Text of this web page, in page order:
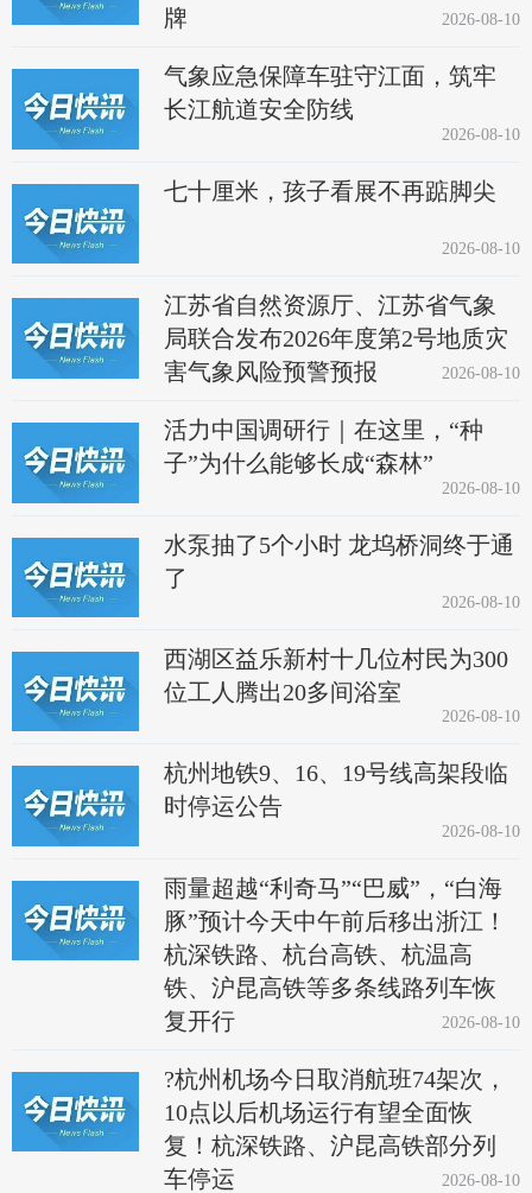
牌
2026-08-10
气象应急保障车驻守江面，筑牢
长江航道安全防线
2026-08-10
七十厘米，孩子看展不再踮脚尖
2026-08-10
江苏省自然资源厅、江苏省气象
局联合发布2026年度第2号地质灾
害气象风险预警预报
2026-08-10
活力中国调研行｜在这里，“种
子”为什么能够长成“森林”
2026-08-10
水泵抽了5个小时 龙坞桥洞终于通
了
2026-08-10
西湖区益乐新村十几位村民为300
位工人腾出20多间浴室
2026-08-10
杭州地铁9、16、19号线高架段临
时停运公告
2026-08-10
雨量超越“利奇马”“巴威”，“白海
豚”预计今天中午前后移出浙江！
杭深铁路、杭台高铁、杭温高
铁、沪昆高铁等多条线路列车恢
复开行
2026-08-10
?杭州机场今日取消航班74架次，
10点以后机场运行有望全面恢
复！杭深铁路、沪昆高铁部分列
车停运
2026-08-10